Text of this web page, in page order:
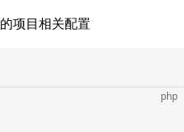
的项目相关配置
php